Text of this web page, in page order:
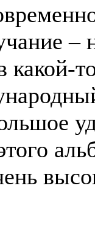
–
какой-